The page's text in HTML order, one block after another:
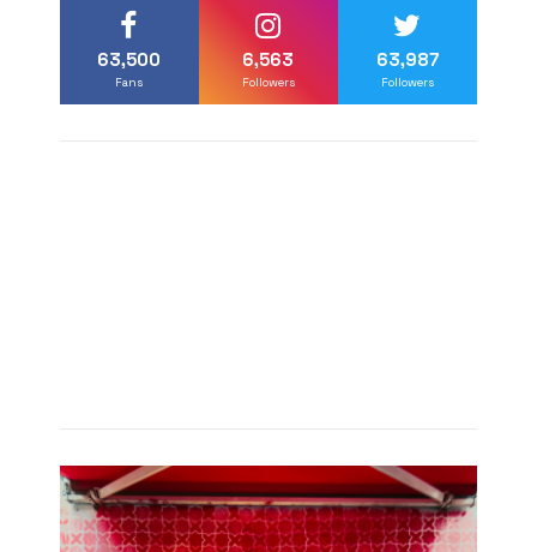
63,500
Fans
6,563
Followers
63,987
Followers